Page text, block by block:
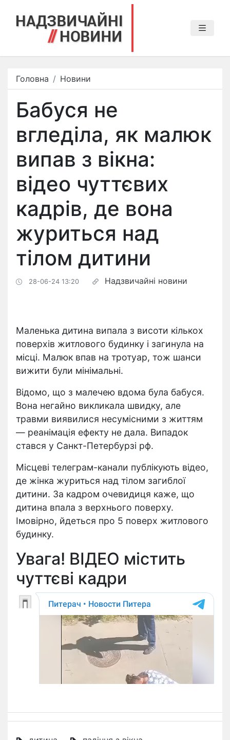
Головна Новини
Бабуся не
вгледіла, як малюк
випав з вікна:
відео чуттєвих
кадрів, де вона
журиться над
тілом дитини
28-06-24 13:20 Надзвичайні новини
Маленька дитина випала з висоти кількох
поверхів житлового будинку і загинула на
місці. Малюк впав на тротуар, тож шанси
вижити були мінімальні.
Відомо, що з малечею вдома була бабуся.
Вона негайно викликала швидку, але
травми виявилися несумісними з життям
— реанімація ефекту не дала. Випадок
стався у Санкт-Петербурзі рф.
Місцеві телеграм-канали публікують відео,
де жінка журиться над тілом загиблої
дитини. За кадром очевидиця каже, що
дитина впала з верхнього поверху.
Імовірно, йдеться про 5 поверх житлового
будинку.
Увага! ВІДЕО містить
чуттєві кадри